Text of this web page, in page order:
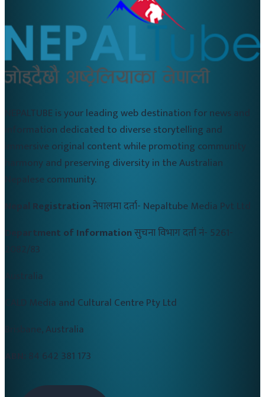
NEPALTUBE is your leading web destination for news and
information dedicated to diverse storytelling and
immersive original content while promoting community
harmony and preserving diversity in the Australian
Nepalese community.
Nepal Registrationनेपालमा दर्ता- Nepaltube Media Pvt Ltd
Department of Informationसुचना विभाग दर्ता नं- 5261-
2082/83
Australia
CALD Media and Cultural Centre Pty Ltd
Brisbane, Australia
84 642 381 173